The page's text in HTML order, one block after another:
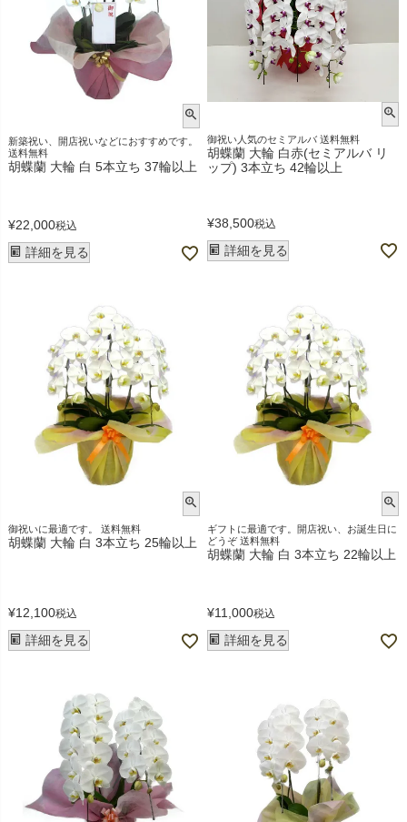
新築祝い、開店祝いなどにおすすめです。
送料無料
胡蝶蘭 大輪 白 5本立ち 37輪以上
¥22,000税込
詳細を見る
御祝い人気のセミアルバ 送料無料
胡蝶蘭 大輪 白赤(セミアルバ リ
ップ) 3本立ち 42輪以上
¥38,500税込
詳細を見る
御祝いに最適です。 送料無料
胡蝶蘭 大輪 白 3本立ち 25輪以上
¥12,100税込
詳細を見る
ギフトに最適です。開店祝い、お誕生日に
どうぞ 送料無料
胡蝶蘭 大輪 白 3本立ち 22輪以上
¥11,000税込
詳細を見る